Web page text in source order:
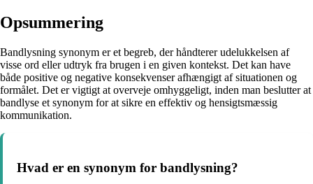
Opsummering
Bandlysning synonym er et begreb, der håndterer udelukkelsen af
visse ord eller udtryk fra brugen i en given kontekst. Det kan have
både positive og negative konsekvenser afhængigt af situationen og
formålet. Det er vigtigt at overveje omhyggeligt, inden man beslutter at
bandlyse et synonym for at sikre en effektiv og hensigtsmæssig
kommunikation.
Hvad er en synonym for bandlysning?